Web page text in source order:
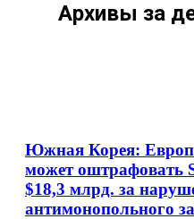
Архивы за
Южная Корея:
может оштрафовать
$18,3 млрд. за
антимонопольного